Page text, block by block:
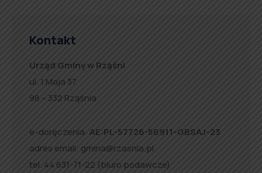
Kontakt
Urząd Gminy w Rząśni
ul. 1 Maja 37
98 – 332 Rząśnia
e-doręczenia: AE:PL-57726-56911-GBSAJ-23
adres email: gmina@rzasnia.pl
tel. 44 631-71-22 (biuro podawcze)